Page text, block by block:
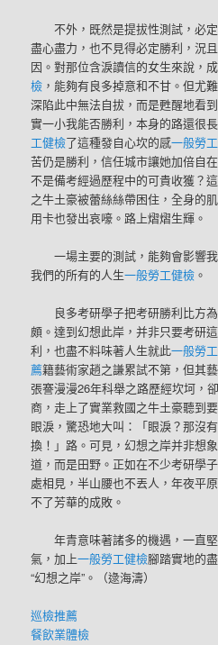
不外，既然是提拔性測試，必
盡心盡力，也不見得必定勝利，況
因。對那位含淚讀信的女生來說，
檢 ，能夠有良多掉意和不甘。但尤
深陷此中無法自拔，而是甦醒地看
實一小我能否勝利，本身的路還很
工健檢了這種發自心坎的感一般勞
苦仍是勝利，信任城市讓她加倍自
不是備考經過歷程中的可貴收獲？
之牛土豪被蕾絲絲帶困住，全身的
用卡也發出哀嚎。路上熠熠生輝。
一場主要的測試，能夠會影響
我們的所有的人生一般勞工健檢 。
良多考研學子把考研勝利比方
頗。達到幻想此岸，并非只要考研
利，也盡不料味著人生就此一般勞
薦籍藝術家趙之謙累試不第，但其
張謇漫漫26年科舉之路歷經坎坷，
商，走上了實業救國之牛土豪聽到
眼淚，驚恐地大叫：「眼淚？那沒
換！」路。可見，幻想之岸并非想
道，而是田野。正如在不少考研學
處相見，半山腰也不丟人，年夜平
不了芳華的成敗。
年青意味著諸多的機遇，一直
氣，加上一般勞工健檢腳踏實地的
“幻想之岸”。（逯海濤）
巡檢推薦
餐飲業體檢